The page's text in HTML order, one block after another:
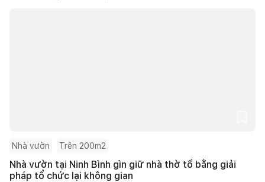
Nhà vườn Trên 200m2
Nhà vườn tại Ninh Bình gìn giữ nhà thờ tổ bằng giải
pháp tổ chức lại không gian